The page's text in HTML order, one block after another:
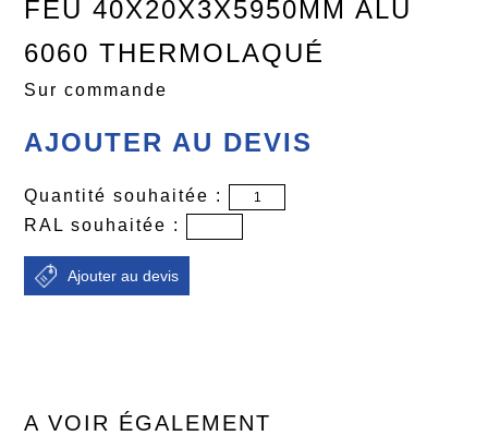
FEU 40X20X3X5950MM ALU
6060 THERMOLAQUÉ
Sur commande
AJOUTER AU DEVIS
Quantité souhaitée :
RAL souhaitée :
A VOIR ÉGALEMENT